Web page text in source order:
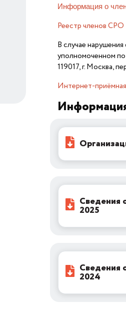
Информация о
Реестр членов СРО
В случае
уполномоченном
119017, г. Москва,
Интернет-
Сведения
2025
Сведения
2024